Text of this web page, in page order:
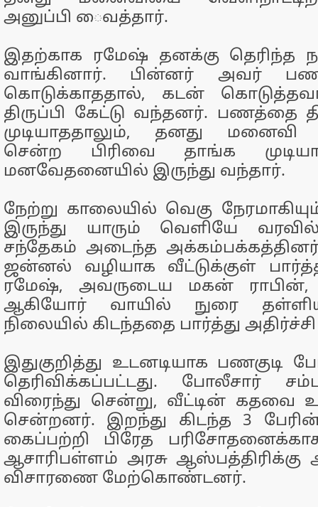
அனுப்பி ைவத்தார்.
இதற்காக ரமேஷ் தனக்கு தெரிந்த
வாங்கினார். பின்னர் அவர்
கொடுக்காததால், கடன்
திருப்பி கேட்டு வந்தனர். பணத்தை
முடியாததாலும், தனது மனைவி
சென்ற பிரிவை தாங்க
மனவேதனையில் இருந்து வந்தார்.
நேற்று காலையில் வெகு
இருந்து யாரும் வெளியே
சந்தேகம் அடைந்த
ஜன்னல் வழியாக வீட்டுக்குள்
ரமேஷ், அவருடைய மகன் ராபின்,
ஆகியோர் வாயில் நுரை
நிலையில் கிடந்ததை பார்த்து
இதுகுறித்து உடனடியாக பணகுடி
தெரிவிக்கப்பட்டது. போலீசார்
விரைந்து சென்று, வீட்டின் கதவை
சென்றனர். இறந்து கிடந்த 3
கைப்பற்றி பிரேத
ஆசாரிபள்ளம் அரசு ஆஸ்பத்திரிக்கு
விசாரணை மேற்கொண்டனர்.